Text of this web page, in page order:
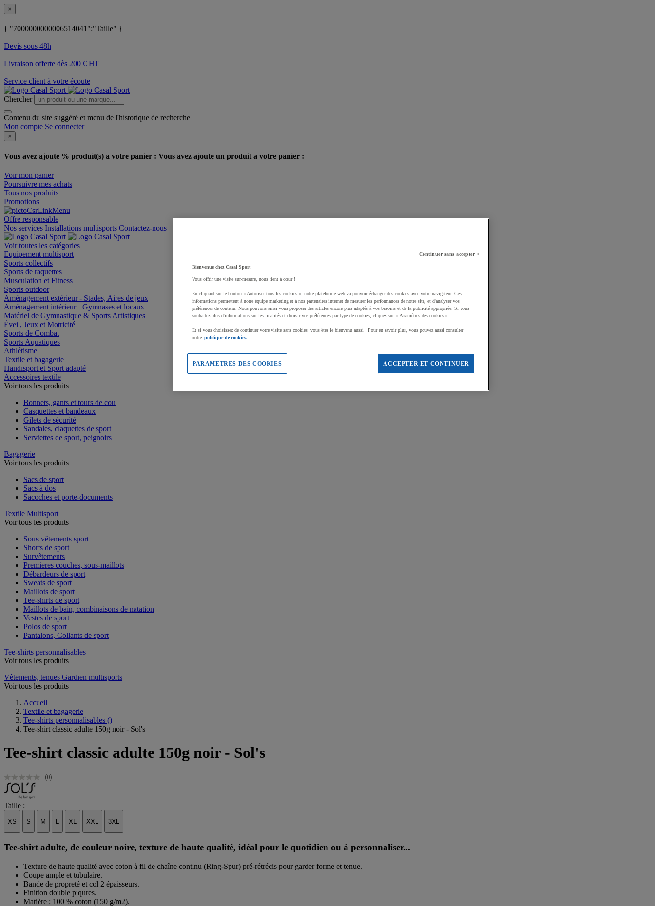
×
{ "7000000000006514041":"Taille" }
Devis sous 48h
Livraison offerte dès 200 € HT
Service client à votre écoute
Chercher
Contenu du site suggéré et menu de l'historique de recherche
Mon compte Se connecter
×
Vous avez ajouté % produit(s) à votre panier : Vous avez ajouté un produit à votre panier :
Voir mon panier
Poursuivre mes achats
Tous nos produits
Promotions
Offre responsable
Nos services Installations multisports Contactez-nous
Voir toutes les catégories
Equipement multisport
Sports collectifs
Sports de raquettes
Musculation et Fitness
Sports outdoor
Aménagement extérieur - Stades, Aires de jeux
Aménagement intérieur - Gymnases et locaux
Matériel de Gymnastique & Sports Artistiques
Éveil, Jeux et Motricité
Sports de Combat
Sports Aquatiques
Athlétisme
Textile et bagagerie
Handisport et Sport adapté
Accessoires textile
Voir tous les produits
Bonnets, gants et tours de cou
Casquettes et bandeaux
Gilets de sécurité
Sandales, claquettes de sport
Serviettes de sport, peignoirs
Bagagerie
Voir tous les produits
Sacs de sport
Sacs à dos
Sacoches et porte-documents
Textile Multisport
Voir tous les produits
Sous-vêtements sport
Shorts de sport
Survêtements
Premieres couches, sous-maillots
Débardeurs de sport
Sweats de sport
Maillots de sport
Tee-shirts de sport
Maillots de bain, combinaisons de natation
Vestes de sport
Polos de sport
Pantalons, Collants de sport
Tee-shirts personnalisables
Voir tous les produits
Vêtements, tenues Gardien multisports
Voir tous les produits
Accueil
Textile et bagagerie
Tee-shirts personnalisables ()
Tee-shirt classic adulte 150g noir - Sol's
Tee-shirt classic adulte 150g noir - Sol's
(0)
Taille :
XS S M L XL XXL 3XL
Tee-shirt adulte, de couleur noire, texture de haute qualité, idéal pour le quotidien ou à personnaliser...
Texture de haute qualité avec coton à fil de chaîne continu (Ring-Spur) pré-rétrécis pour garder forme et tenue.
Coupe ample et tubulaire.
Bande de propreté et col 2 épaisseurs.
Finition double piqures.
Matière : 100 % coton (150 g/m2).
Continuer sans accepter >
Bienvenue chez Casal Sport
Vous offrir une visite sur-mesure, nous tient à cœur !
En cliquant sur le bouton « Autoriser tous les cookies », notre plateforme web va pouvoir échanger des cookies avec votre navigateur. Ces
informations permettent à notre équipe marketing et à nos partenaires internet de mesurer les performances de notre site, et d'analyser vos
préférences de contenu. Nous pouvons ainsi vous proposer des articles encore plus adaptés à vos besoins et de la publicité appropriée. Si vous
souhaitez plus d'informations sur les finalités et choisir vos préférences par type de cookies, cliquez sur « Paramètres des cookies ».
Et si vous choisissez de continuer votre visite sans cookies, vous êtes le bienvenu aussi ! Pour en savoir plus, vous pouvez aussi consulter
notre politique de cookies.
ACCEPTER ET CONTINUER
PARAMETRES DES COOKIES